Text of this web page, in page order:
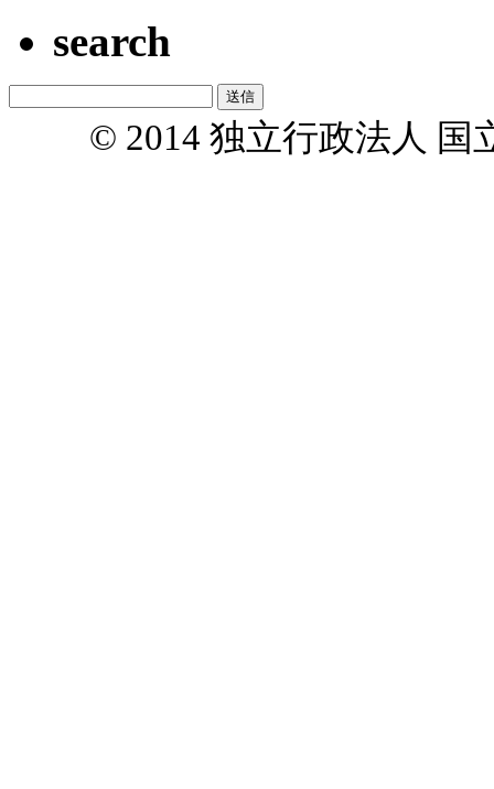
search
© 2014 独立行政法人 国